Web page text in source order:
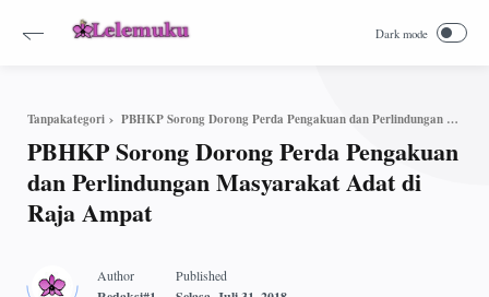
Tanpakategori PBHKP Sorong Dorong Perda Pengakuan dan Perlindungan Masyarakat Adat di Raja Ampat
PBHKP Sorong Dorong Perda Pengakuan
dan Perlindungan Masyarakat Adat di
Raja Ampat